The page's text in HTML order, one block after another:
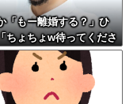
「もー離婚する？」ひ
ちょちょw待ってくださ
←これさぁ